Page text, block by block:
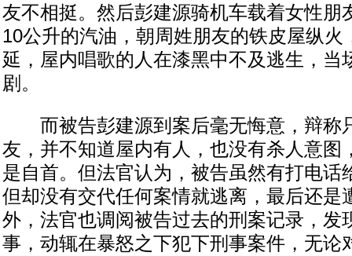
友不相挺。然后彭建源骑机车载着女性朋
10公升的汽油，朝周姓朋友的铁皮屋纵火
延，屋内唱歌的人在漆黑中不及逃生，当
剧。
而被告彭建源到案后毫无悔意，辩称
友，并不知道屋内有人，也没有杀人意图
是自首。但法官认为，被告虽然有打电话
但却没有交代任何案情就逃离，最后还是
外，法官也调阅被告过去的刑案记录，发
事，动辄在暴怒之下犯下刑事案件，无论